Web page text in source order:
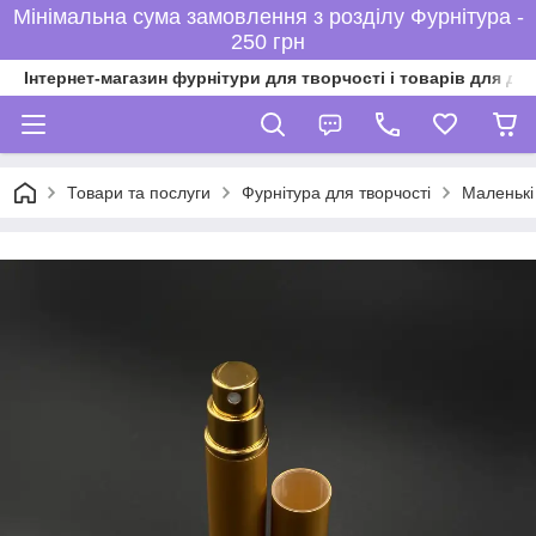
Мінімальна сума замовлення з розділу Фурнітура -
250 грн
Інтернет-магазин фурнітури для творчості і товарів для
Товари та послуги Фурнітура для творчості